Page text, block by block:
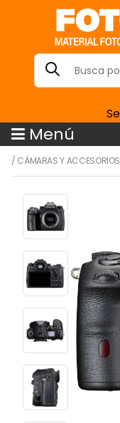
Menú
/ CÁMARAS Y ACCESORIOS